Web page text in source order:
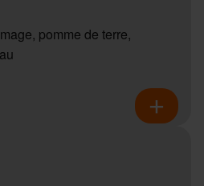
pomme de terre,